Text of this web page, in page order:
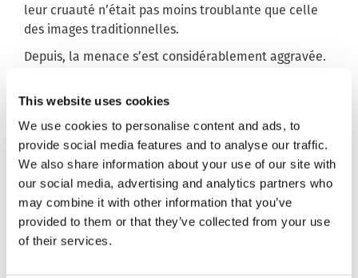
This website uses cookies
We use cookies to personalise content and ads, to
provide social media features and to analyse our traffic.
We also share information about your use of our site with
our social media, advertising and analytics partners who
may combine it with other information that you’ve
provided to them or that they’ve collected from your use
of their services.
leur cruauté n’était pas moins troublante que celle
des images traditionnelles.
Depuis, la menace s’est considérablement aggravée.
contenus les plus convaincants générés par l’IA
distinguer d’images et de vidéos réelles.
Read the full article atLe Monde.
Tags